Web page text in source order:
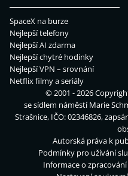
SpaceX na burze
Nejlepší telefony
Nejlepší AI zdarma
Nejlepší chytré hodinky
Nejlepší VPN – srovnání
Netflix filmy a seriály
© 2001 - 2026
se sídlem náměstí Marie
Strašnice, IČO: 02346826,
Autorská práva k
Podmínky pro užívání
Informace o